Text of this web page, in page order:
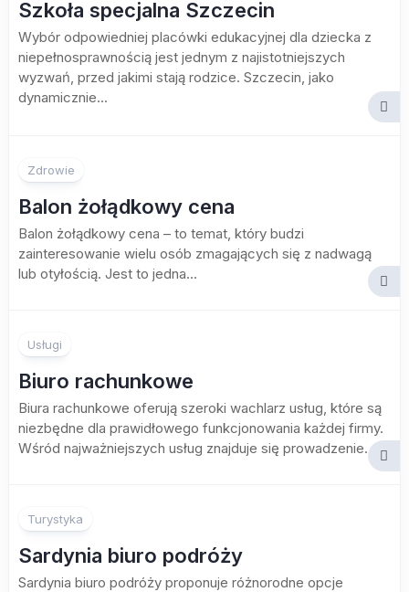
Szkoła specjalna Szczecin
Wybór odpowiedniej placówki edukacyjnej dla dziecka z
niepełnosprawnością jest jednym z najistotniejszych
wyzwań, przed jakimi stają rodzice. Szczecin, jako
dynamicznie...
Zdrowie
Balon żołądkowy cena
Balon żołądkowy cena – to temat, który budzi
zainteresowanie wielu osób zmagających się z nadwagą
lub otyłością. Jest to jedna...
Usługi
Biuro rachunkowe
Biura rachunkowe oferują szeroki wachlarz usług, które są
niezbędne dla prawidłowego funkcjonowania każdej firmy.
Wśród najważniejszych usług znajduje się prowadzenie...
Turystyka
Sardynia biuro podróży
Sardynia biuro podróży proponuje różnorodne opcje